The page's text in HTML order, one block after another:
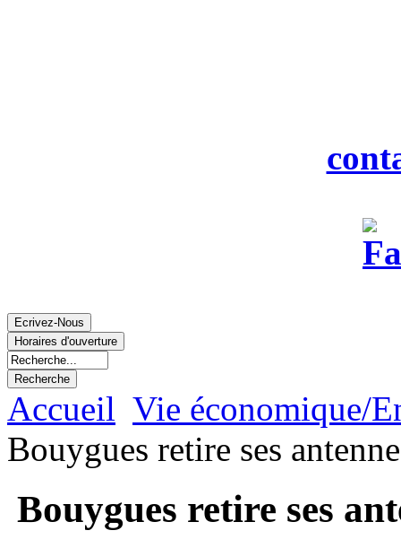
Accueil Vie économique/
Bouygues retire ses
Bouygues retire ses